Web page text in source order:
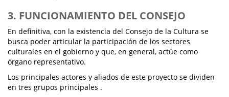
3. FUNCIONAMIENTO DEL CONSEJO
En definitiva, con la existencia del Consejo de la Cultura se
busca poder articular la participación de los sectores
culturales en el gobierno y que, en general, actúe como
órgano representativo.
Los principales actores y aliados de este proyecto se dividen
en tres grupos principales .